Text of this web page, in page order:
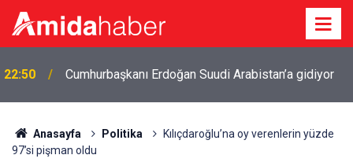
22:50 Cumhurbaşkanı Erdoğan Suudi Arabistan’a gidiyor
Anasayfa Politika
Kılıçdaroğlu’na oy verenlerin yüzde
97’si pişman oldu